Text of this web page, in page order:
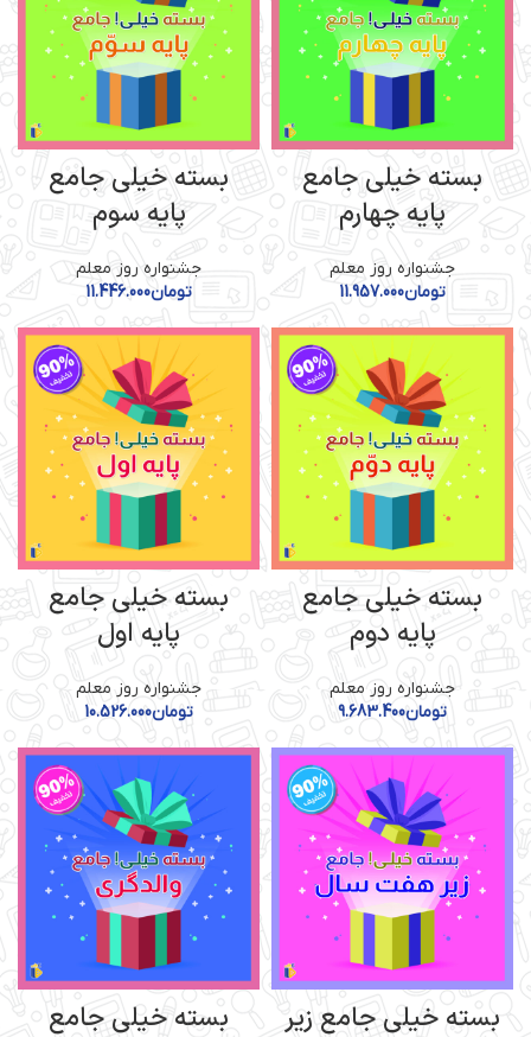
بسته خیلی جامع
پایه چهارم
جشنواره روز معلم
تومان11.957.000
بسته خیلی جامع
پایه سوم
جشنواره روز معلم
تومان11.446.000
بسته خیلی جامع
پایه دوم
جشنواره روز معلم
تومان9.683.400
بسته خیلی جامع
پایه اول
جشنواره روز معلم
تومان10.526.000
بسته خیلی جامع زیر
بسته خیلی جامع